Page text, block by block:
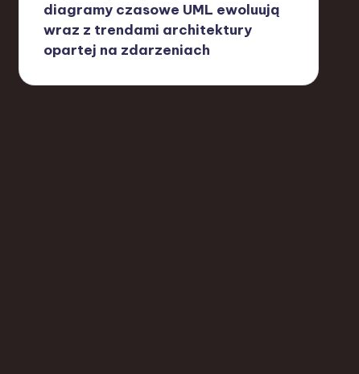
diagramy czasowe UML ewoluują
wraz z trendami architektury
opartej na zdarzeniach